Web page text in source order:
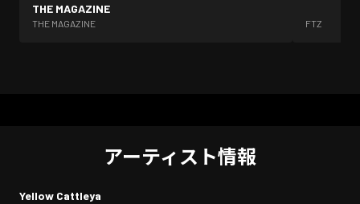
THE MAGAZINE
THE MAGAZINE FTZ
アーティスト情報
Yellow Cattleya